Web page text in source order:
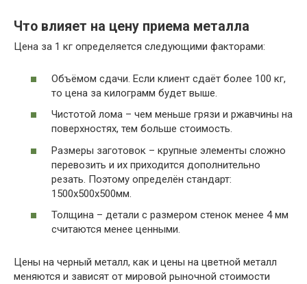
Что влияет на цену приема металла
Цена за 1 кг определяется следующими факторами:
Объёмом сдачи. Если клиент сдаёт более 100 кг,
то цена за килограмм будет выше.
Чистотой лома – чем меньше грязи и ржавчины на
поверхностях, тем больше стоимость.
Размеры заготовок – крупные элементы сложно
перевозить и их приходится дополнительно
резать. Поэтому определён стандарт:
1500х500х500мм.
Толщина – детали с размером стенок менее 4 мм
считаются менее ценными.
Цены на черный металл, как и цены на цветной металл
меняются и зависят от мировой рыночной стоимости